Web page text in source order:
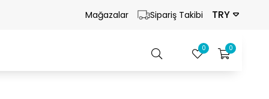
Mağazalar Sipariş Takibi TRY
0
0